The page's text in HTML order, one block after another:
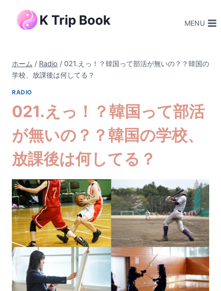
K Trip Book MENU
ホーム / Radio / 021.えっ！？韓国って部活が無いの？？韓国の
学校、放課後は何してる？
RADIO
021.えっ！？韓国って部活
が無いの？？韓国の学校、
放課後は何してる？